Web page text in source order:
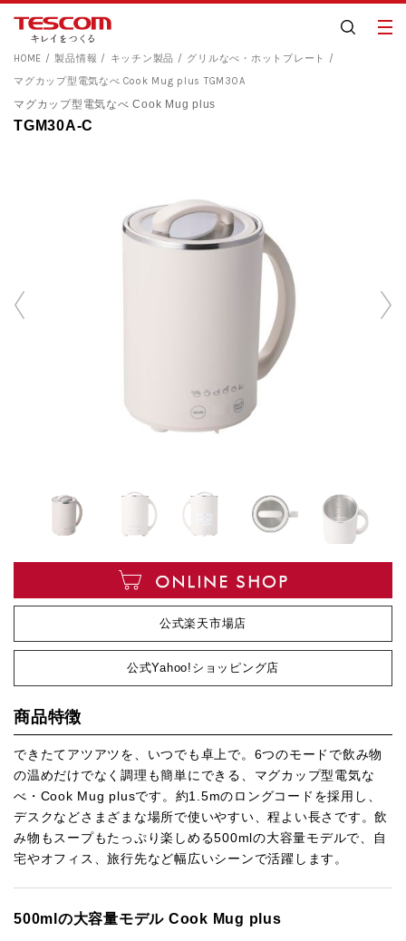
HOME 製品情報 キッチン製品
グリルなべ・ホットプレート
マグカップ型電気なべ Cook Mug plus TGM30A
マグカップ型電気なべ Cook Mug plus
TGM30A-C
公式楽天市場店
公式Yahoo!ショッピング店
商品特徴
できたてアツアツを、いつでも卓上で。6つのモードで飲み物
の温めだけでなく調理も簡単にできる、マグカップ型電気な
べ・Cook Mug plusです。約1.5mのロングコードを採用し、
デスクなどさまざまな場所で使いやすい、程よい長さです。飲
み物もスープもたっぷり楽しめる500mlの大容量モデルで、自
宅やオフィス、旅行先など幅広いシーンで活躍します。
500mlの大容量モデル Cook Mug plus